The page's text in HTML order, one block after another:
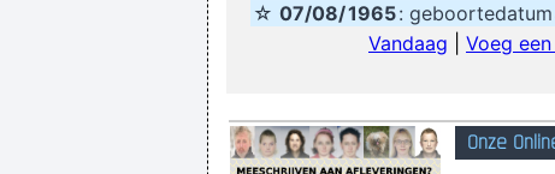
☆ 07/08/1965: geboortedatum
Vandaag
Voeg
Onze